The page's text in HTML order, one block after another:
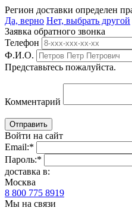
Регион доставки определен
Да, верно Нет, выбрать другой
Заявка обратного звонка
Телефон
Ф.И.О.
Представьтесь пожалуйста.
Комментарий
Войти на сайт
Email:*
Пароль:*
доставка в:
Москва
8 800 775 8919
Мы на связи